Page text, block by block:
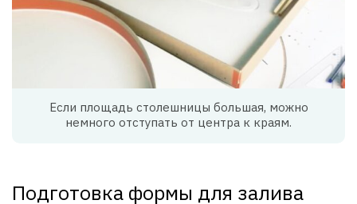
Если площадь столешницы большая, можно
немного отступать от центра к краям.
Подготовка формы для залива